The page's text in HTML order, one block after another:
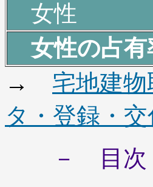
女性
女性の占有
→ 宅地建
タ・登録・
－